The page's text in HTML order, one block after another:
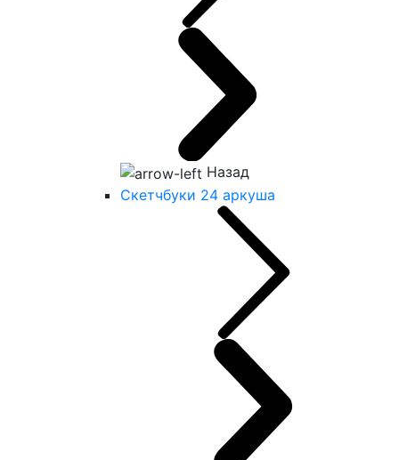
Назад
Скетчбуки 24 аркуша